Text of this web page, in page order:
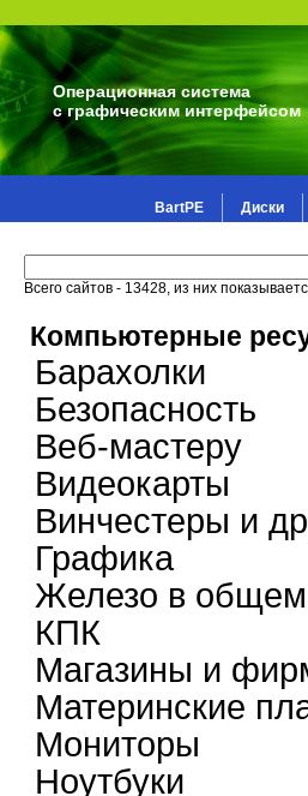
Операционная система
с графическим интерфейсом
BartPE Диски
Всего сайтов - 13428, из них
Компьютерные
Барахолки
Безопасность
Веб-мастеру
Видеокарты
Винчестеры и
Графика
Железо в общем
КПК
Магазины и
Материнские
Мониторы
Ноутбуки